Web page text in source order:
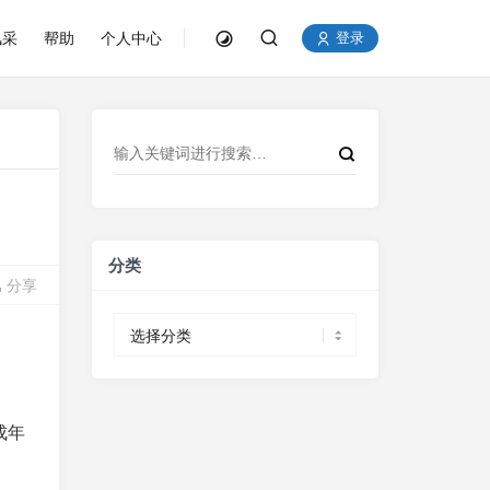
帮助 个人中心 登录
分享
年
分类